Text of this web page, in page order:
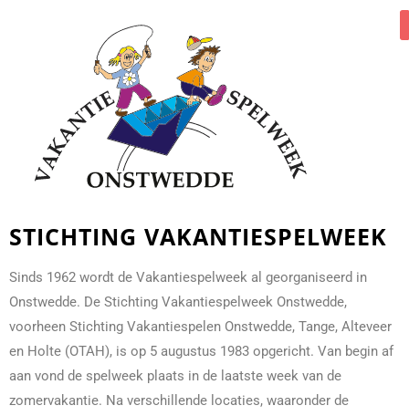
STICHTING VAKANTIESPELWEEK
Sinds 1962 wordt de Vakantiespelweek al georganiseerd in
Onstwedde. De Stichting Vakantiespelweek Onstwedde,
voorheen Stichting Vakantiespelen Onstwedde, Tange, Alteveer
en Holte (OTAH), is op 5 augustus 1983 opgericht. Van begin af
aan vond de spelweek plaats in de laatste week van de
zomervakantie. Na verschillende locaties, waaronder de